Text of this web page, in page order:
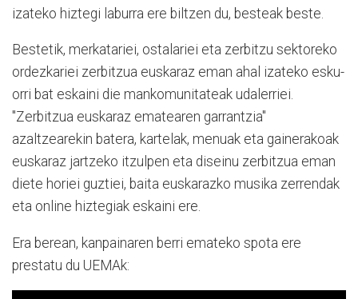
izateko hiztegi laburra ere biltzen du, besteak beste.
Bestetik, merkatariei, ostalariei eta zerbitzu sektoreko
ordezkariei zerbitzua euskaraz eman ahal izateko esku-
orri bat eskaini die mankomunitateak udalerriei.
"Zerbitzua euskaraz ematearen garrantzia"
azaltzearekin batera, kartelak, menuak eta gainerakoak
euskaraz jartzeko itzulpen eta diseinu zerbitzua eman
diete horiei guztiei, baita euskarazko musika zerrendak
eta online hiztegiak eskaini ere.
Era berean, kanpainaren berri emateko spota ere
prestatu du UEMAk: